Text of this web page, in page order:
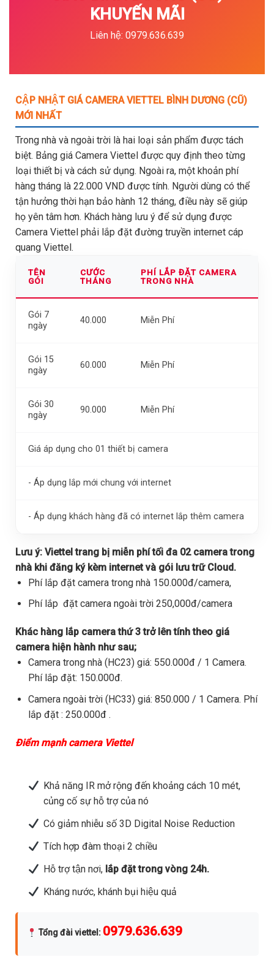
KHUYẾN MÃI
Liên hệ: 0979.636.639
CẬP NHẬT GIÁ CAMERA VIETTEL BÌNH DƯƠNG (CŨ)
MỚI NHẤT
Trong nhà và ngoài trời là hai loại sản phẩm được tách
biệt. Bảng giá Camera Viettel được quy định theo từng
loại thiết bị và cách sử dụng. Ngoài ra, một khoản phí
hàng tháng là 22.000 VND được tính. Người dùng có thể
tận hưởng thời hạn bảo hành 12 tháng, điều này sẽ giúp
họ yên tâm hơn. Khách hàng lưu ý để sử dụng được
Camera Viettel phải lắp đặt đường truyền internet cáp
quang Viettel.
TÊN
GÓI
CƯỚC
THÁNG
PHÍ LẮP ĐẶT CAMERA
TRONG NHÀ
Gói 7
ngày
40.000 Miễn Phí
Gói 15
ngày
60.000 Miễn Phí
Gói 30
ngày
90.000 Miễn Phí
Giá áp dụng cho 01 thiết bị camera
- Áp dụng lắp mới chung với internet
- Áp dụng khách hàng đã có internet lắp thêm camera
Lưu ý: Viettel trang bị miễn phí tối đa 02 camera trong
nhà khi đăng ký kèm internet và gói lưu trữ Cloud.
Phí lắp đặt camera trong nhà 150.000đ/camera,
Phí lắp đặt camera ngoài trời 250,000đ/camera
Khác hàng lắp camera thứ 3 trở lên tính theo giá
camera hiện hành như sau;
Camera trong nhà (HC23) giá: 550.000đ / 1 Camera.
Phí lắp đặt: 150.000đ.
Camera ngoài trời (HC33) giá: 850.000 / 1 Camera. Phí
lắp đặt : 250.000đ .
Điểm mạnh camera Viettel
Khả năng IR mở rộng đến khoảng cách 10 mét,
củng cố sự hỗ trợ của nó
Có giảm nhiễu số 3D Digital Noise Reduction
Tích hợp đàm thoại 2 chiều
Hỗ trợ tận nơi,lắp đặt trong vòng 24h.
Kháng nước, khánh bụi hiệu quả
Tổng đài viettel : 0979.636.639